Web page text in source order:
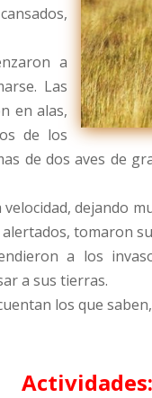
a
Las
en alas,
de los
de dos aves de
velocidad, dejando
alertados, tomaron
a los
a sus tierras.
los que
Actividades: